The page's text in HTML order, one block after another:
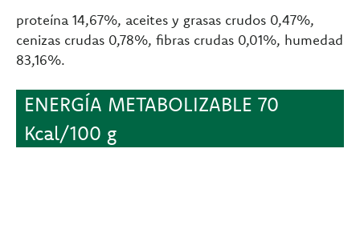
proteína 14,67%, aceites y grasas crudos 0,47%,
cenizas crudas 0,78%, fibras crudas 0,01%, humedad
83,16%.
ENERGÍA METABOLIZABLE 70
Kcal/100 g